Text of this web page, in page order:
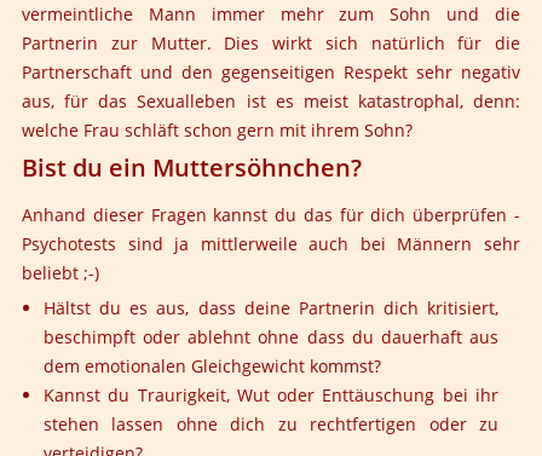
vermeintliche Mann immer mehr zum Sohn und die
Partnerin zur Mutter. Dies wirkt sich natürlich für die
Partnerschaft und den gegenseitigen Respekt sehr negativ
aus, für das Sexualleben ist es meist katastrophal, denn:
welche Frau schläft schon gern mit ihrem Sohn?
Bist du ein Muttersöhnchen?
Anhand dieser Fragen kannst du das für dich überprüfen -
Psychotests sind ja mittlerweile auch bei Männern sehr
beliebt ;-)
Hältst du es aus, dass deine Partnerin dich kritisiert,
beschimpft oder ablehnt ohne dass du dauerhaft aus
dem emotionalen Gleichgewicht kommst?
Kannst du Traurigkeit, Wut oder Enttäuschung bei ihr
stehen lassen ohne dich zu rechtfertigen oder zu